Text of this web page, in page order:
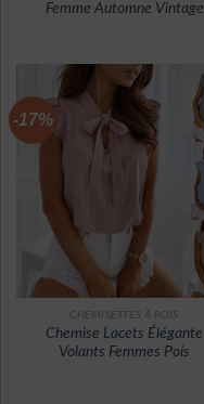
Femme Automne Vintage
-17%
CHEMISETTES À POIS
Chemise Lacets Élégante
Volants Femmes Pois